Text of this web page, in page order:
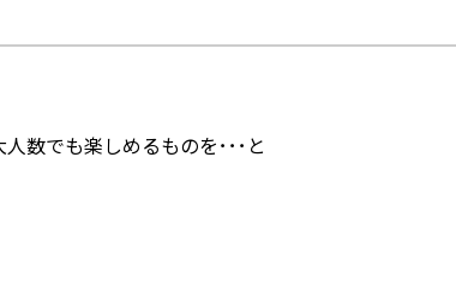
数でも楽しめるものを･･･と